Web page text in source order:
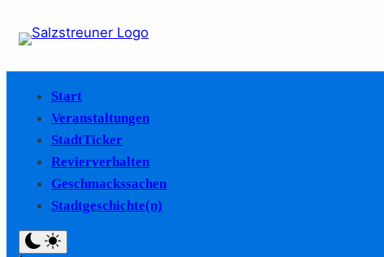
Start
Veranstaltungen
StadtTicker
Revierverhalten
Geschmackssachen
Stadtgeschichte(n)